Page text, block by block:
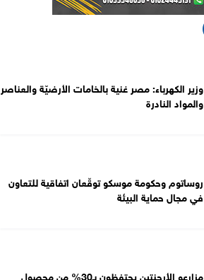
وزير الكهرباء: مصر غنية بالخامات الأرضيّة والعناصر
والمواد النادرة
روساتوم وحكومة موسكو توقّعان اتفاقية للتعاون
في مجال حماية البيئة
مزارعو الأرجنتين يحتفظون بـ30% من محصول